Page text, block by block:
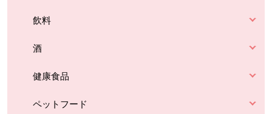
飲料
酒
健康食品
ペットフード